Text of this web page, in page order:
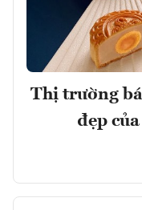
Thị trường
đẹp